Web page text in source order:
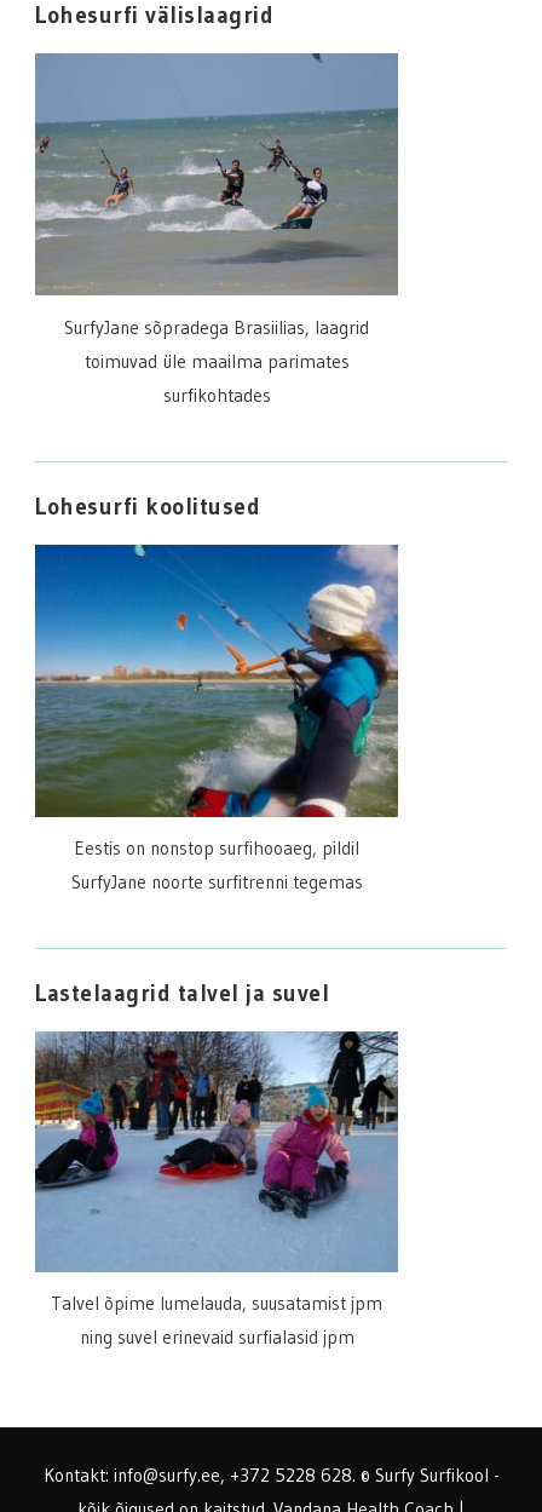
Lohesurfi välislaagrid
SurfyJane sõpradega Brasiilias, laagrid
toimuvad üle maailma parimates
surfikohtades
Lohesurfi koolitused
Eestis on nonstop surfihooaeg, pildil
SurfyJane noorte surfitrenni tegemas
Lastelaagrid talvel ja suvel
Talvel õpime lumelauda, suusatamist jpm
ning suvel erinevaid surfialasid jpm
Kontakt: info@surfy.ee, +372 5228 628. © Surfy Surfikool -